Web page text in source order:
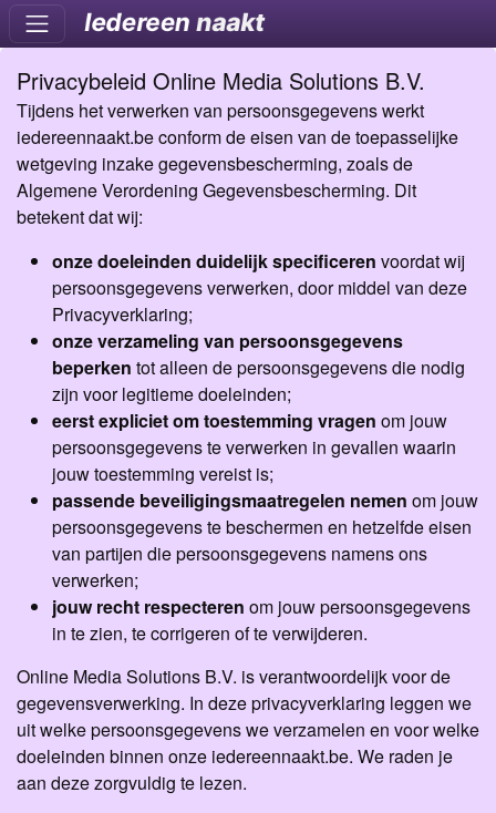
Privacybeleid Online Media Solutions B.V.
Tijdens het verwerken van persoonsgegevens werkt
iedereennaakt.be conform de eisen van de toepasselijke
wetgeving inzake gegevensbescherming, zoals de
Algemene Verordening Gegevensbescherming. Dit
betekent dat wij:
onze doeleinden duidelijk specificeren voordat wij
persoonsgegevens verwerken, door middel van deze
Privacyverklaring;
onze verzameling van persoonsgegevens
beperken tot alleen de persoonsgegevens die nodig
zijn voor legitieme doeleinden;
eerst expliciet om toestemming vragen om jouw
persoonsgegevens te verwerken in gevallen waarin
jouw toestemming vereist is;
passende beveiligingsmaatregelen nemen om jouw
persoonsgegevens te beschermen en hetzelfde eisen
van partijen die persoonsgegevens namens ons
verwerken;
jouw recht respecteren om jouw persoonsgegevens
in te zien, te corrigeren of te verwijderen.
Online Media Solutions B.V. is verantwoordelijk voor de
gegevensverwerking. In deze privacyverklaring leggen we
uit welke persoonsgegevens we verzamelen en voor welke
doeleinden binnen onze iedereennaakt.be. We raden je
aan deze zorgvuldig te lezen.